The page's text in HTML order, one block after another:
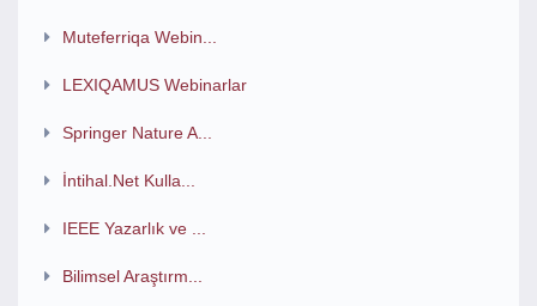
Muteferriqa Webin...
LEXIQAMUS Webinarlar
Springer Nature A...
İntihal.Net Kulla...
IEEE Yazarlık ve ...
Bilimsel Araştırm...